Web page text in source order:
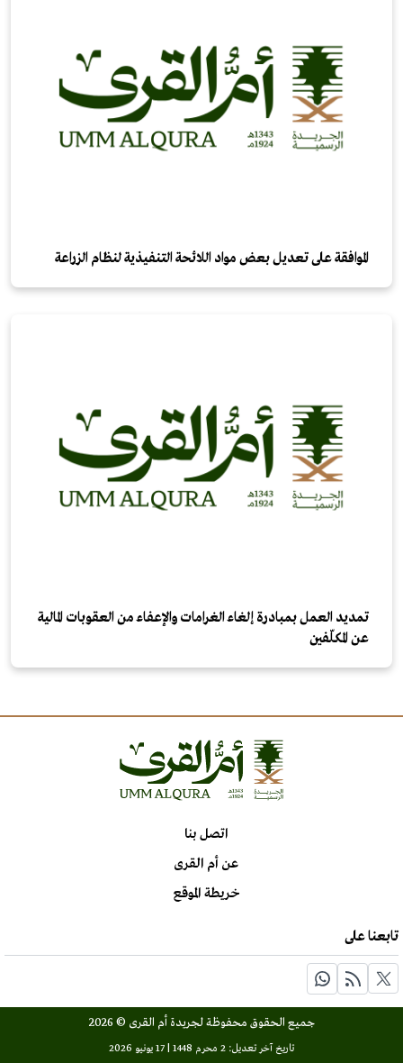
الموافقة على تعديل بعض مواد اللائحة التنفيذية لنظام الزراعة
تمديد العمل بمبادرة إلغاء الغرامات والإعفاء من العقوبات المالية
عن المكلّفين
اتصل بنا
عن أم القرى
خريطة الموقع
تابعنا على
جميع الحقوق محفوظة لجريدة أم القرى © 2026
تاريخ آخر تعديل: 2 محرم 1448 | 17 يونيو 2026